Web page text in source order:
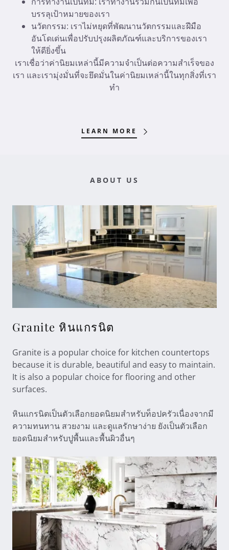
บรรลุเป้าหมายของเรา
นวัตกรรม: เราไม่หยุดที่พัฒนานวัตกรรมและฝีมือ
อันโดเด่นเพื่อปรับปรุงผลิตภัณฑ์และบริการของเรา
ให้ดียิ่งขึ้น
เราเชื่อว่าค่านิยมเหล่านี้มีความจำเป็นต่อความสำเร็จของ
เรา และเรามุ่งมั่นที่จะยึดมั่นในค่านิยมเหล่านี้ในทุกสิ่งที่เรา
ทำ
LEARN MORE
ABOUT US
Granite หินแกรนิต
Granite is a popular choice for kitchen countertops
because it is durable, beautiful and easy to maintain.
It is also a popular choice for flooring and other
surfaces.
หินแกรนิตเป็นตัวเลือกยอดนิยมสำหรับท็อปครัวเนื่องจากมี
ความทนทาน สวยงาม และดูแลรักษาง่าย ยังเป็นตัวเลือก
ยอดนิยมสำหรับปูพื้นและพื้นผิวอื่นๆ